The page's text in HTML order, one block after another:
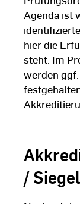
Agenda ist
hier die
steht. Im
werden
/ Siegel